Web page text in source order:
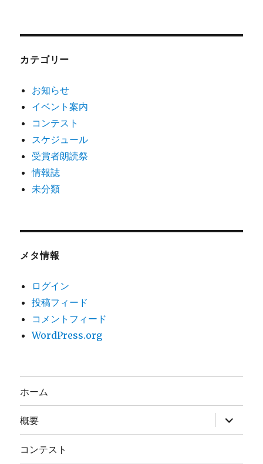
カテゴリー
お知らせ
イベント案内
コンテスト
スケジュール
受賞者朗読祭
情報誌
未分類
メタ情報
ログイン
投稿フィード
コメントフィード
WordPress.org
ホーム
概要 サ
ブ
メ
コンテスト